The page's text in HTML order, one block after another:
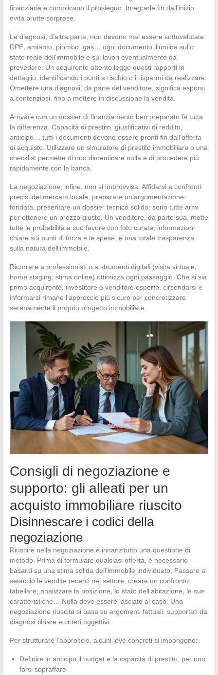
finanziaria e complicano il prosieguo. Integrarle fin dall’inizio
evita brutte sorprese.
Le diagnosi, d’altra parte, non devono mai essere sottovalutate.
DPE, amianto, piombo, gas… ogni documento illumina sullo
stato reale dell’immobile e sui lavori eventualmente da
prevedere. Un acquirente attento legge questi rapporti in
dettaglio, identificando i punti a rischio o i risparmi da realizzare.
Omettere una diagnosi, da parte del venditore, significa esporsi
a contenziosi, fino a mettere in discussione la vendita.
Arrivare con un dossier di finanziamento ben preparato fa tutta
la differenza. Capacità di prestito, giustificativi di reddito,
anticipo… tutti i documenti devono essere pronti fin dall’offerta
di acquisto. Utilizzare un simulatore di prestito immobiliare o una
checklist permette di non dimenticare nulla e di procedere più
rapidamente con la banca.
La negoziazione, infine, non si improvvisa. Affidarsi a confronti
precisi del mercato locale, preparare un’argomentazione
fondata, presentare un dossier tecnico solido: sono tutte armi
per ottenere un prezzo giusto. Un venditore, da parte sua, mette
tutte le probabilità a suo favore con foto curate, informazioni
chiare sui punti di forza e le spese, e una totale trasparenza
sulla natura dell’immobile.
Ricorrere a professionisti o a strumenti digitali (visita virtuale,
home staging, stima online) ottimizza ogni passaggio. Che si sia
primo acquirente, investitore o venditore esperto, circondarsi e
informarsi rimane l’approccio più sicuro per concretizzare
serenamente il proprio progetto immobiliare.
Consigli di negoziazione e
supporto: gli alleati per un
acquisto immobiliare riuscito
Disinnescare i codici della
negoziazione
Riuscire nella negoziazione è innanzitutto una questione di
metodo. Prima di formulare qualsiasi offerta, è necessario
basarsi su una stima solida dell’immobile individuato. Passare al
setaccio le vendite recenti nel settore, creare un confronto
tabellare, analizzare la posizione, lo stato dell’abitazione, le sue
caratteristiche… Nulla deve essere lasciato al caso. Una
negoziazione riuscita si basa su argomenti fattuali, supportati da
diagnosi chiare e criteri oggettivi.
Per strutturare l’approccio, alcuni leve concreti si impongono:
Definire in anticipo il budget e la capacità di prestito, per non
farsi sopraffare